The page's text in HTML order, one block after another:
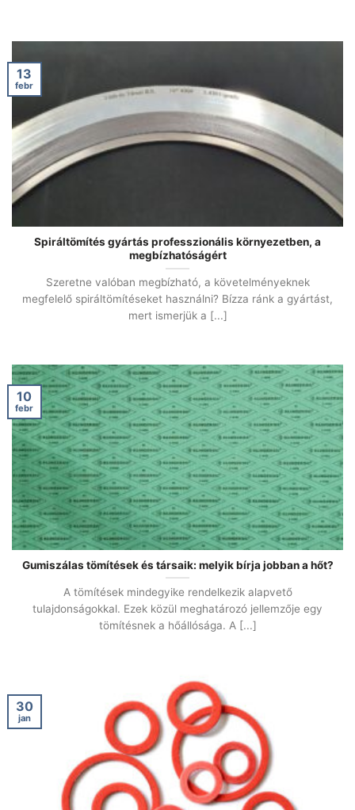
Spiráltömítés gyártás professzionális környezetben, a
megbízhatóságért
Szeretne valóban megbízható, a követelményeknek
megfelelő spiráltömítéseket használni? Bízza ránk a gyártást,
mert ismerjük a [...]
13
febr
Gumiszálas tömítések és társaik: melyik bírja jobban a hőt?
A tömítések mindegyike rendelkezik alapvető
tulajdonságokkal. Ezek közül meghatározó jellemzője egy
tömítésnek a hőállósága. A [...]
10
febr
30
jan